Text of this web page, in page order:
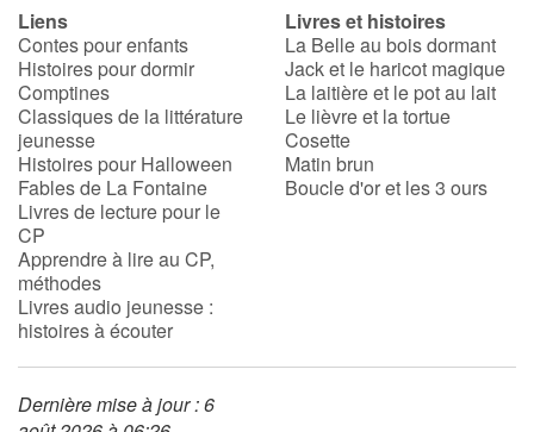
Liens
Contes pour enfants
Histoires pour dormir
Comptines
Classiques de la littérature
jeunesse
Histoires pour Halloween
Fables de La Fontaine
Livres de lecture pour le
CP
Apprendre à lire au CP,
méthodes
Livres audio jeunesse :
histoires à écouter
Livres et histoires
La Belle au bois dormant
Jack et le haricot magique
La laitière et le pot au lait
Le lièvre et la tortue
Cosette
Matin brun
Boucle d'or et les 3 ours
Dernière mise à jour : 6